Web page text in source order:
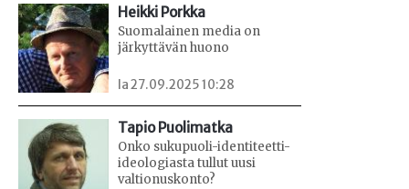
Heikki Porkka
Suomalainen media on
järkyttävän huono
la 27.09.2025 10:28
Tapio Puolimatka
Onko sukupuoli-identiteetti-
ideologiasta tullut uusi
valtionuskonto?